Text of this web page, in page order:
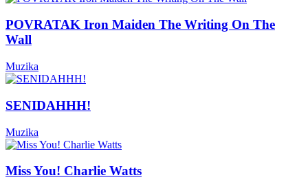
POVRATAK Iron Maiden The Writing On The
Wall
Muzika
SENIDAHHH!
Muzika
Miss You! Charlie Watts